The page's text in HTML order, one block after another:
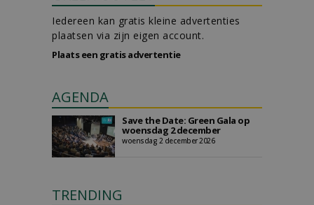
Iedereen kan gratis kleine advertenties
plaatsen via zijn eigen account.
Plaats een gratis advertentie
AGENDA
Save the Date: Green Gala op
woensdag 2 december
woensdag 2 december 2026
TRENDING